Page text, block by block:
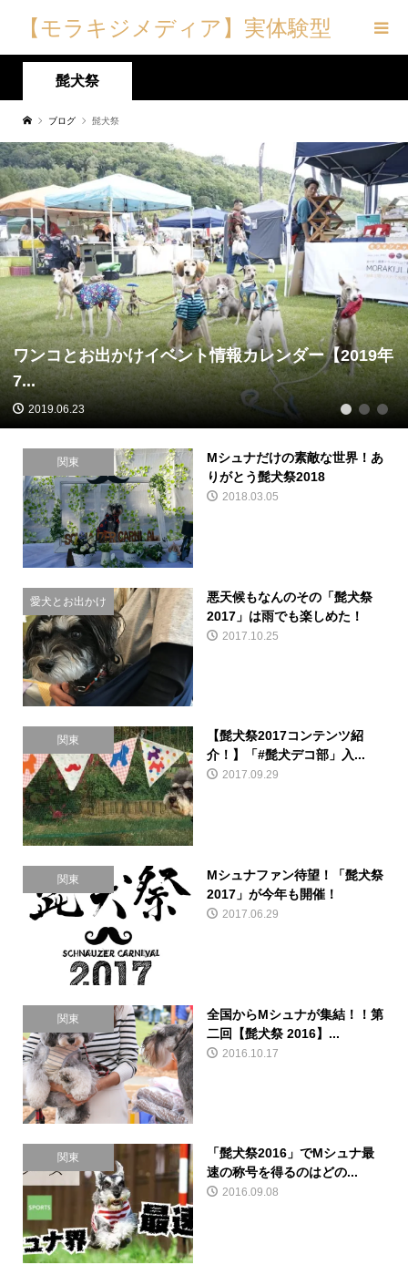
【モラキジメディア】実体験型
の犬メディア&トリーツ専門店
髭犬祭
ブログ 髭犬祭
ワンコとお出かけイベント情報カレンダー【2019年
7...
2019.06.23 1 2 3
関東
Mシュナだけの素敵な世界！あ
りがとう髭犬祭2018
2018.03.05
愛犬とお出かけ
悪天候もなんのその「髭犬祭
2017」は雨でも楽しめた！
2017.10.25
関東
【髭犬祭2017コンテンツ紹
介！】「#髭犬デコ部」入...
2017.09.29
関東
Mシュナファン待望！「髭犬祭
2017」が今年も開催！
2017.06.29
関東
全国からMシュナが集結！！第
二回【髭犬祭 2016】...
2016.10.17
関東
「髭犬祭2016」でMシュナ最
速の称号を得るのはどの...
2016.09.08